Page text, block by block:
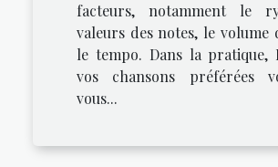
facteurs, notamment le
valeurs des notes, le volume
le tempo. Dans la pratique,
vos chansons préférées
vous...